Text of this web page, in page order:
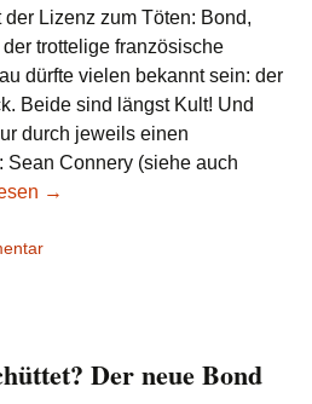
Lizenz zum Töten: Bond,
trottelige französische
dürfte vielen bekannt sein: der
Beide sind längst Kult! Und
durch jeweils einen
Sean Connery (siehe auch
→
Der neue Bond